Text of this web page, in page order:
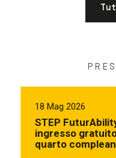
18 Mag 2026
STEP
ingresso
quarto